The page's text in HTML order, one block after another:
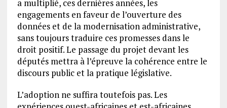
a multiplié, ces dernières années, les
engagements en faveur de l’ouverture des
données et de la modernisation administrative,
sans toujours traduire ces promesses dans le
droit positif. Le passage du projet devant les
députés mettra à l’épreuve la cohérence entre le
discours public et la pratique législative.
L’adoption ne suffira toutefois pas. Les